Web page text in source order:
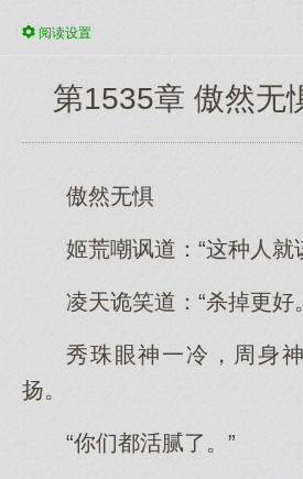
阅读设置
第1535章 傲然无
傲然无惧
姬荒嘲讽道：“这种人就
凌天诡笑道：“杀掉更好
秀珠眼神一冷，周身
扬。
“你们都活腻了。”